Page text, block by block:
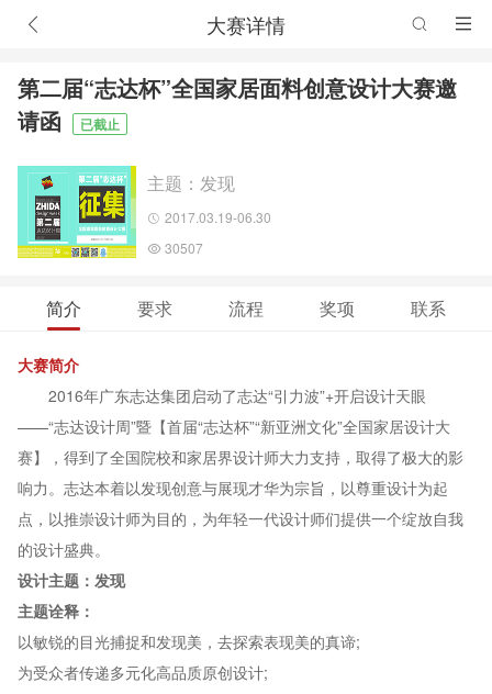
大赛详情
第二届“志达杯”全国家居面料创意设计大赛邀
请函
已截止
主题：发现
2017.03.19-06.30
30507
简介 要求 流程 奖项 联系
大赛简介
2016年广东志达集团启动了志达“引力波”+开启设计天眼
——“志达设计周”暨【首届“志达杯”“新亚洲文化”全国家居设计大
赛】，得到了全国院校和家居界设计师大力支持，取得了极大的影
响力。志达本着以发现创意与展现才华为宗旨，以尊重设计为起
点，以推崇设计师为目的，为年轻一代设计师们提供一个绽放自我
的设计盛典。
设计主题：发现
主题诠释：
以敏锐的目光捕捉和发现美，去探索表现美的真谛;
为受众者传递多元化高品质原创设计;